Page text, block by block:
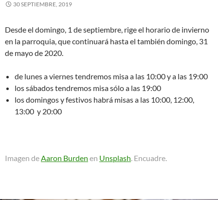
30 SEPTIEMBRE, 2019
Desde el domingo, 1 de septiembre, rige el horario de invierno
en la parroquia, que continuará hasta el también domingo, 31
de mayo de 2020.
de lunes a viernes tendremos misa a las 10:00 y a las 19:00
los sábados tendremos misa sólo a las 19:00
los domingos y festivos habrá misas a las 10:00, 12:00,
13:00 y 20:00
Imagen deAaron Burden en Unsplash. Encuadre.